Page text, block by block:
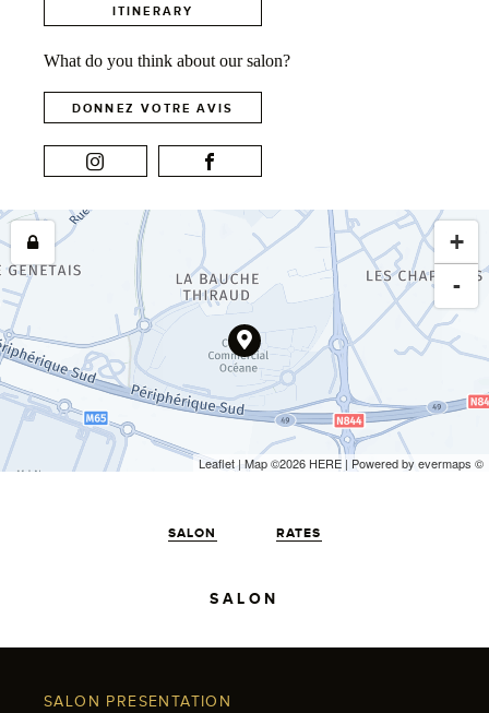
ITINERARY
What do you think about our salon?
DONNEZ VOTRE AVIS
+
-
Leaflet | Map ©2026 HERE | Powered byevermaps ©
SALON RATES
SALON
SALON PRESENTATION